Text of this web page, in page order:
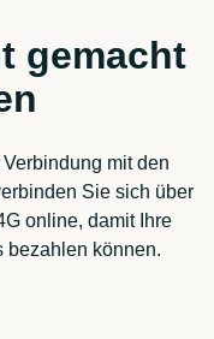
gemacht
mit den
Sie sich über
online, damit Ihre
bezahlen können.